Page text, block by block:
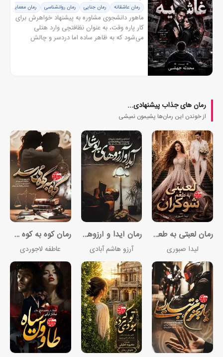
رمان عاشقانه رمان جنایی رمان روانشناسی رمان معمایی
ماهور دانشجوی مشاوره به پیشنهاد خواهرش برای
کار پاره وقت، به عنوان نظافتچی وارد هتلی
می‌شود که به ظاهر ساده اما دردسر و چالش
رمان های جذاب پیشنهادی...
از خوندن این رمان‌ها پشیمون نمیشی
رمان لعبتی به طعم شوکران
لیدا صبوری
رمان آیدا و آرزوهای پوشالی
آرزو هاشم آبادی
رمان کوه به کوه می‌رسد
عاطفه لاجوردی